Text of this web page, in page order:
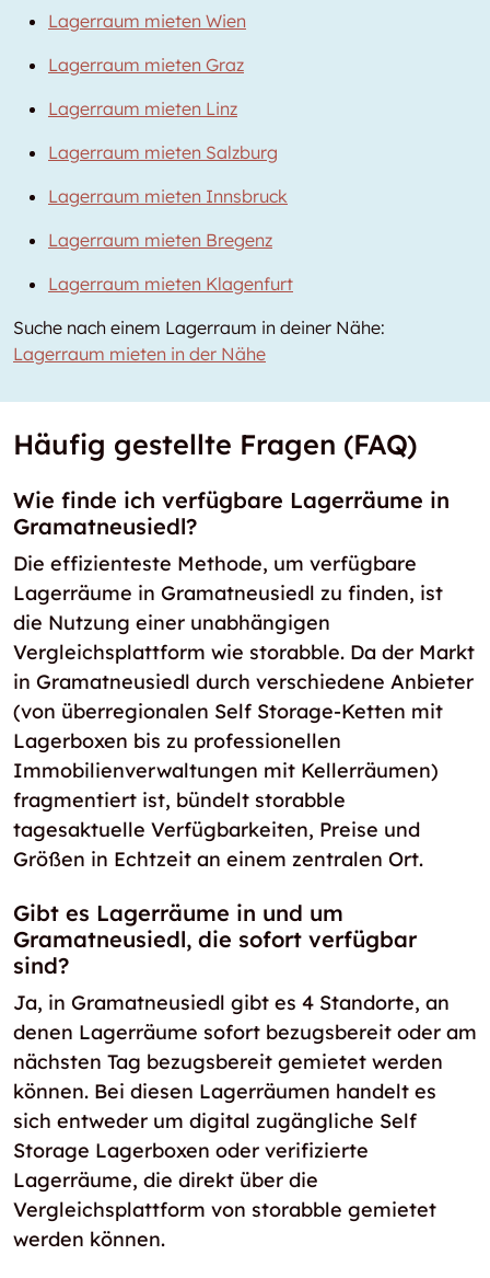
Lagerraum mieten Wien
Lagerraum mieten Graz
Lagerraum mieten Linz
Lagerraum mieten Salzburg
Lagerraum mieten Innsbruck
Lagerraum mieten Bregenz
Lagerraum mieten Klagenfurt
Suche nach einem Lagerraum in deiner Nähe:
Lagerraum mieten in der Nähe
Häufig gestellte Fragen (FAQ)
Wie finde ich verfügbare Lagerräume in
Gramatneusiedl?
Die effizienteste Methode, um verfügbare
Lagerräume in Gramatneusiedl zu finden, ist
die Nutzung einer unabhängigen
Vergleichsplattform wie storabble. Da der Markt
in Gramatneusiedl durch verschiedene Anbieter
(von überregionalen Self Storage-Ketten mit
Lagerboxen bis zu professionellen
Immobilienverwaltungen mit Kellerräumen)
fragmentiert ist, bündelt storabble
tagesaktuelle Verfügbarkeiten, Preise und
Größen in Echtzeit an einem zentralen Ort.
Gibt es Lagerräume in und um
Gramatneusiedl, die sofort verfügbar
sind?
Ja, in Gramatneusiedl gibt es 4 Standorte, an
denen Lagerräume sofort bezugsbereit oder am
nächsten Tag bezugsbereit gemietet werden
können. Bei diesen Lagerräumen handelt es
sich entweder um digital zugängliche Self
Storage Lagerboxen oder verifizierte
Lagerräume, die direkt über die
Vergleichsplattform von storabble gemietet
werden können.